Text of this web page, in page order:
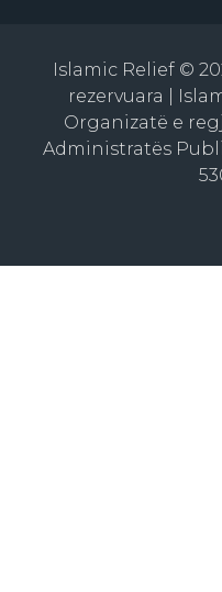
Islamic Relief ©
rezervuara |
Organizatë e
Administratës